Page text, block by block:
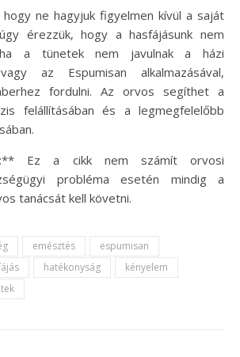
ne hagyjuk figyelmen kívül a saját
érezzük, hogy a hasfájásunk nem
a tünetek nem javulnak a házi
az Espumisan alkalmazásával,
fordulni. Az orvos segíthet a
felállításában és a legmegfelelőbb
Ez a cikk nem számít orvosi
probléma esetén mindig a
tanácsát kell követni.
emésztés
espumisan
hatékonyság
kényelem